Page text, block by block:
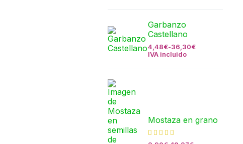
Garbanzo
Castellano
4,48€-36,30€
IVA incluido
Mostaza en grano